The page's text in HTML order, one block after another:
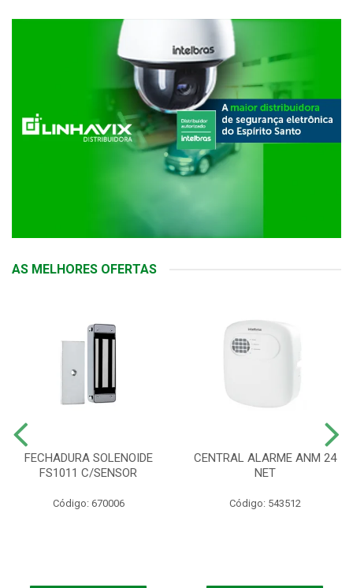
AS MELHORES OFERTAS
FECHADURA SOLENOIDE
FS1011 C/SENSOR
Código: 670006
CENTRAL ALARME ANM 24
NET
Código: 543512